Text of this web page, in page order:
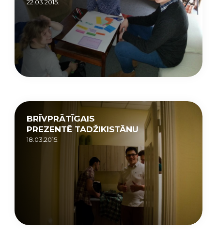
22.03.2015.
BRĪVPRĀTĪGAIS
PREZENTĒ TADŽIKISTĀNU
18.03.2015.